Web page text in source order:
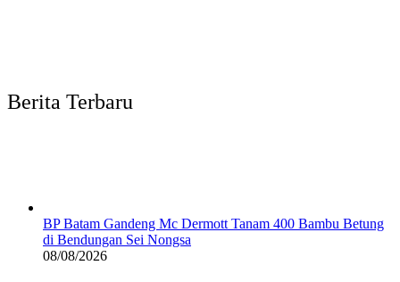
Berita Terbaru
BP Batam Gandeng Mc Dermott Tanam 400 Bambu Betung
di Bendungan Sei Nongsa
08/08/2026